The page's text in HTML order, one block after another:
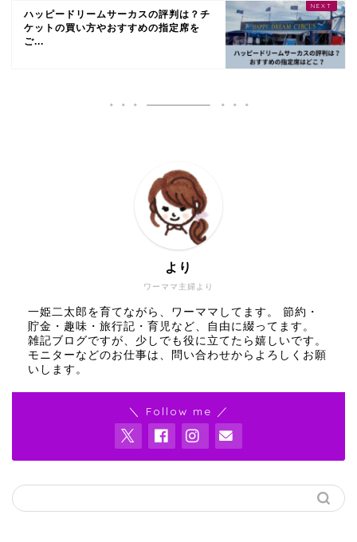
ハッピードリームサーカスの評判は？チ
ケットの買い方やおすすめの指定席を
ご...
ワーママ主婦より
より
一姫二太郎を育てながら、ワーママしてます。 節約・
貯金・趣味・旅行記・育児など、自由に綴ってます。
雑記ブログですが、少しでも役に立てたら嬉しいです。
モニターなどのお仕事は、問い合わせからよろしくお願
いします。
＼ Follow me ／